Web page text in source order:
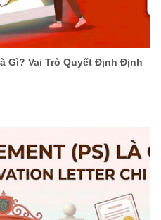
Gì? Vai Trò Quyết Định Định